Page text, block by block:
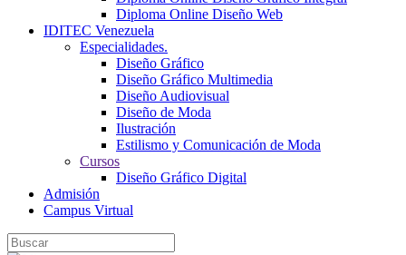
Diploma Online Diseño Web
IDITEC Venezuela
Especialidades.
Diseño Gráfico
Diseño Gráfico Multimedia
Diseño Audiovisual
Diseño de Moda
Ilustración
Estilismo y Comunicación de Moda
Cursos
Diseño Gráfico Digital
Admisión
Campus Virtual